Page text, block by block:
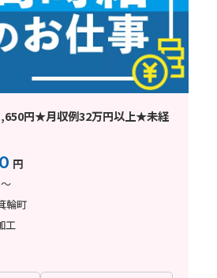
円★月収例32万円以上★未経
円
輪町
工